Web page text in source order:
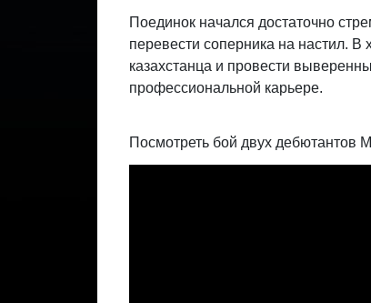
Поединок начался достаточно
перевести соперника на настил. В
казахстанца и провести
профессиональной карьере.
Посмотреть бой двух